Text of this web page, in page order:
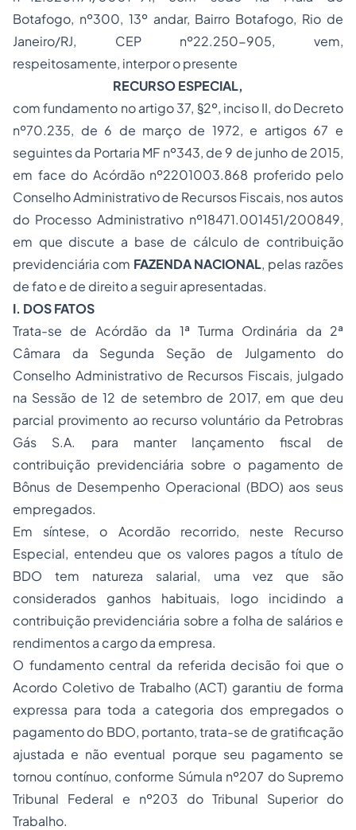
Botafogo, nº300, 13º andar, Bairro Botafogo, Rio de
Janeiro/RJ, CEP nº22.250-905, vem,
respeitosamente, interpor o presente
RECURSO ESPECIAL,
com fundamento no artigo 37, §2º, inciso II, do Decreto
nº70.235, de 6 de março de 1972, e artigos 67 e
seguintes da Portaria MF nº343, de 9 de junho de 2015,
em face do Acórdão nº2201003.868 proferido pelo
Conselho Administrativo de Recursos Fiscais, nos autos
do Processo Administrativo nº18471.001451/200849,
em que discute a base de cálculo de contribuição
previdenciária com FAZENDA NACIONAL, pelas razões
de fato e de direito a seguir apresentadas.
I. DOS FATOS
Trata-se de Acórdão da 1ª Turma Ordinária da 2ª
Câmara da Segunda Seção de Julgamento do
Conselho Administrativo de Recursos Fiscais, julgado
na Sessão de 12 de setembro de 2017, em que deu
parcial provimento ao recurso voluntário da Petrobras
Gás S.A. para manter lançamento fiscal de
contribuição previdenciária sobre o pagamento de
Bônus de Desempenho Operacional (BDO) aos seus
empregados.
Em síntese, o Acordão recorrido, neste Recurso
Especial, entendeu que os valores pagos a título de
BDO tem natureza salarial, uma vez que são
considerados ganhos habituais, logo incidindo a
contribuição previdenciária sobre a folha de salários e
rendimentos a cargo da empresa.
O fundamento central da referida decisão foi que o
Acordo Coletivo de Trabalho (ACT) garantiu de forma
expressa para toda a categoria dos empregados o
pagamento do BDO, portanto, trata-se de gratificação
ajustada e não eventual porque seu pagamento se
tornou contínuo, conforme Súmula nº207 do Supremo
Tribunal Federal e nº203 do Tribunal Superior do
Trabalho.